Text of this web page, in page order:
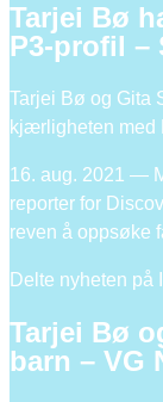
Tarjei Bø
P3-profil –
Tarjei Bø og Gita
kjærligheten med
16. aug. 2021 —
reporter for
reven å oppsøke
Delte nyheten på
Tarjei Bø
barn – VG